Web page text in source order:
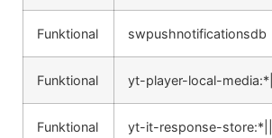
Funktional swpushnotificationsdb
Funktional yt-player-local-media:*||
Funktional yt-it-response-store:*||